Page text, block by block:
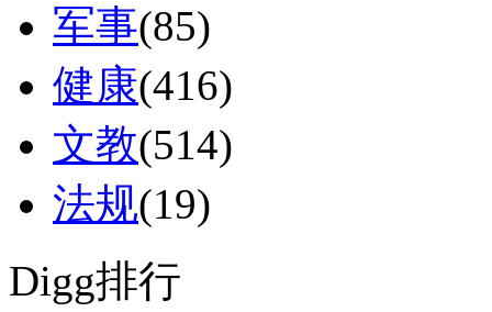
军事(85)
健康(416)
文教(514)
法规(19)
Digg排行